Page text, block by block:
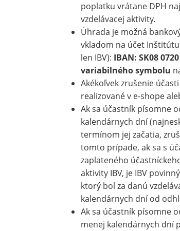
poplatku vrátane DPH
vzdelávacej aktivity.
Úhrada je možná
vkladom na účet
len IBV): IBAN: SK08
variabilného symbolu
Akékoľvek zrušenie
realizované v e-shope
Ak sa účastník písomne
kalendárnych dní
termínom jej začatia,
tomto prípade, ak sa s
zaplateného
aktivity IBV, je IBV
ktorý bol za danú
kalendárnych dní od
Ak sa účastník písomne
menej kalendárnych dní